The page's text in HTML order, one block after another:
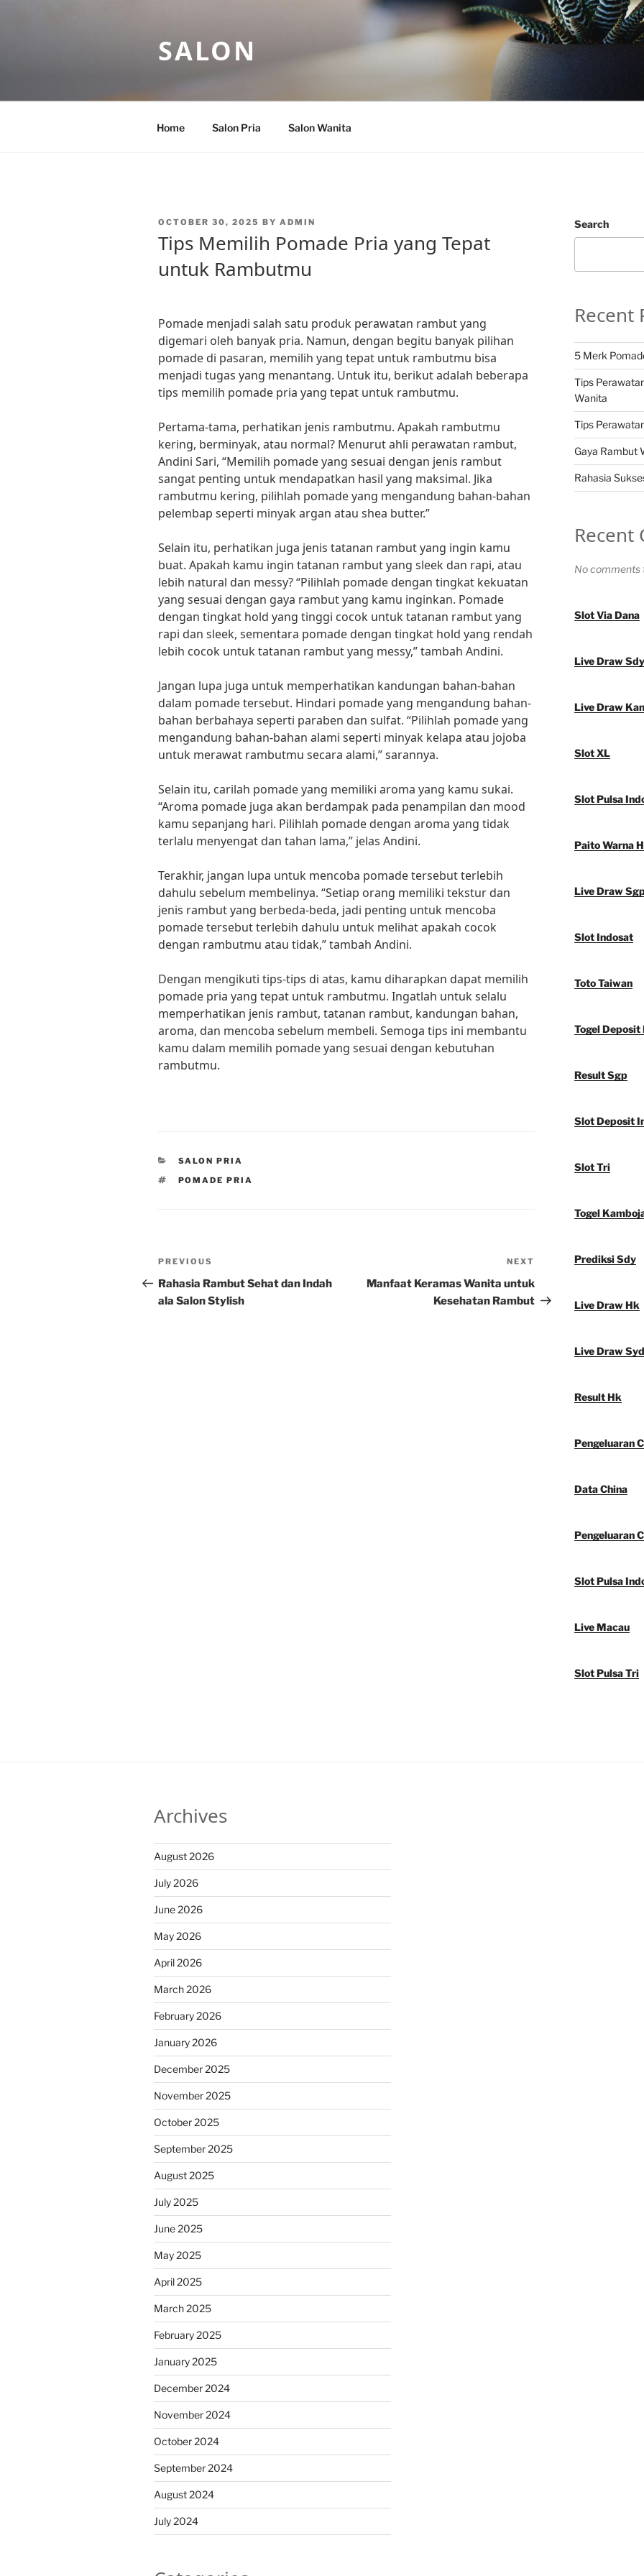
SALON
Home Salon Pria Salon Wanita
POSTED
OCTOBER 30, 2025 BY ADMIN
Tips Memilih Pomade Pria yang Tepat
untuk Rambutmu
Pomade menjadi salah satu produk perawatan rambut yang
digemari oleh banyak pria. Namun, dengan begitu banyak pilihan
pomade di pasaran, memilih yang tepat untuk rambutmu bisa
menjadi tugas yang menantang. Untuk itu, berikut adalah beberapa
tips memilih pomade pria yang tepat untuk rambutmu.
Pertama-tama, perhatikan jenis rambutmu. Apakah rambutmu
kering, berminyak, atau normal? Menurut ahli perawatan rambut,
Andini Sari, “Memilih pomade yang sesuai dengan jenis rambut
sangat penting untuk mendapatkan hasil yang maksimal. Jika
rambutmu kering, pilihlah pomade yang mengandung bahan-bahan
pelembap seperti minyak argan atau shea butter.”
Selain itu, perhatikan juga jenis tatanan rambut yang ingin kamu
buat. Apakah kamu ingin tatanan rambut yang sleek dan rapi, atau
lebih natural dan messy? “Pilihlah pomade dengan tingkat kekuatan
yang sesuai dengan gaya rambut yang kamu inginkan. Pomade
dengan tingkat hold yang tinggi cocok untuk tatanan rambut yang
rapi dan sleek, sementara pomade dengan tingkat hold yang rendah
lebih cocok untuk tatanan rambut yang messy,” tambah Andini.
Jangan lupa juga untuk memperhatikan kandungan bahan-bahan
dalam pomade tersebut. Hindari pomade yang mengandung bahan-
bahan berbahaya seperti paraben dan sulfat. “Pilihlah pomade yang
mengandung bahan-bahan alami seperti minyak kelapa atau jojoba
untuk merawat rambutmu secara alami,” sarannya.
Selain itu, carilah pomade yang memiliki aroma yang kamu sukai.
“Aroma pomade juga akan berdampak pada penampilan dan mood
kamu sepanjang hari. Pilihlah pomade dengan aroma yang tidak
terlalu menyengat dan tahan lama,” jelas Andini.
Terakhir, jangan lupa untuk mencoba pomade tersebut terlebih
dahulu sebelum membelinya. “Setiap orang memiliki tekstur dan
jenis rambut yang berbeda-beda, jadi penting untuk mencoba
pomade tersebut terlebih dahulu untuk melihat apakah cocok
dengan rambutmu atau tidak,” tambah Andini.
Dengan mengikuti tips-tips di atas, kamu diharapkan dapat memilih
pomade pria yang tepat untuk rambutmu. Ingatlah untuk selalu
memperhatikan jenis rambut, tatanan rambut, kandungan bahan,
aroma, dan mencoba sebelum membeli. Semoga tips ini membantu
kamu dalam memilih pomade yang sesuai dengan kebutuhan
rambutmu.
CATEGORIES
SALON PRIA
TAGS
POMADE PRIA
Post
navigation
Previous
Post
PREVIOUS
Rahasia Rambut Sehat dan Indah
ala Salon Stylish
Post
NEXT
Manfaat Keramas Wanita untuk
Kesehatan Rambut
Search
Recent
5 Merk
Tips
Wanita
Tips
Gaya Rambut
Rahasia
Recent
No comments
Slot Via Dana
Live Draw Sdy
Live Draw
Slot XL
Slot Pulsa
Paito Warna
Live Draw
Slot Indosat
Toto Taiwan
Togel Deposit
Result Sgp
Slot Deposit
Slot Tri
Togel
Prediksi Sdy
Live Draw Hk
Live Draw
Result Hk
Pengeluaran
Data China
Pengeluaran
Slot Pulsa
Live Macau
Slot Pulsa Tri
Archives
August 2026
July 2026
June 2026
May 2026
April 2026
March 2026
February 2026
January 2026
December 2025
November 2025
October 2025
September 2025
August 2025
July 2025
June 2025
May 2025
April 2025
March 2025
February 2025
January 2025
December 2024
November 2024
October 2024
September 2024
August 2024
July 2024